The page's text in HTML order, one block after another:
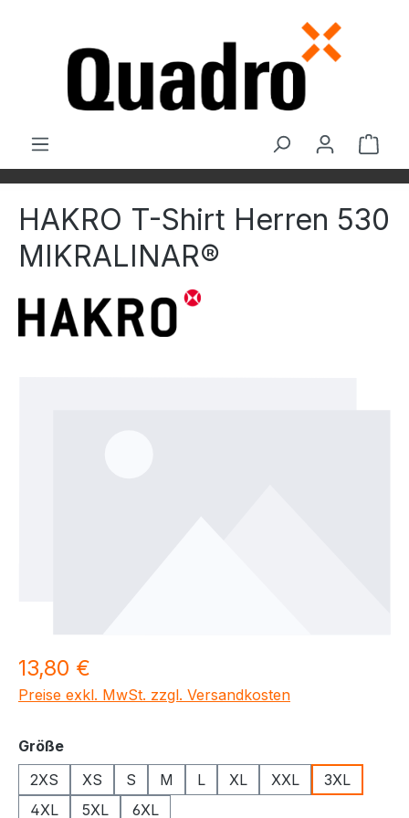
HAKRO T-Shirt Herren 530
MIKRALINAR®
Regulärer Preis:
13,80 €
Preise exkl. MwSt. zzgl. Versandkosten
Größeauswählen
2XS
XS S M L XL XXL
3XL
4XL
5XL 6XL